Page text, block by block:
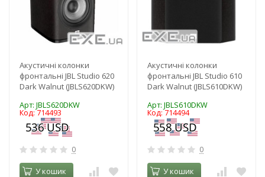
Акустичні колонки
фронтальні JBL Studio 620
Dark Walnut (JBLS620DKW)
Арт: JBLS620DKW
Код: 714493
0
У кошик
Акустичні колонки
фронтальні JBL Studio 610
Dark Walnut (JBLS610DKW)
Арт: JBLS610DKW
Код: 714494
0
У кошик